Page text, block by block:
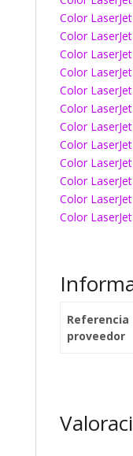
Color
Color
Color
Color
Color
Color
Color
Color
Color
Color
Color
Color
Referencia
proveedor